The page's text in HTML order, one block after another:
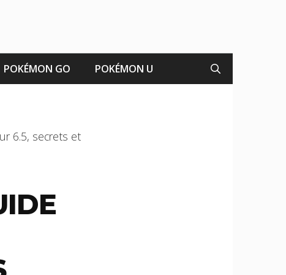
POKÉMON GO POKÉMON U
6.5, secrets et